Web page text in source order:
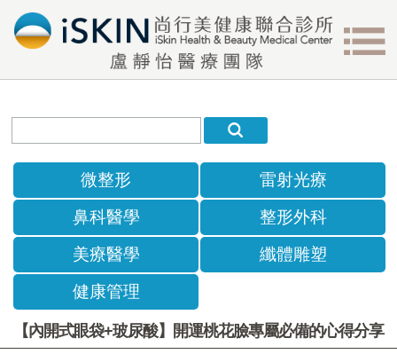
微整形
鼻科醫學
美療醫學
健康管理
雷射光療
整形外科
纖體雕塑
【內開式眼袋+玻尿酸】開運桃花臉專屬必備的心得分享